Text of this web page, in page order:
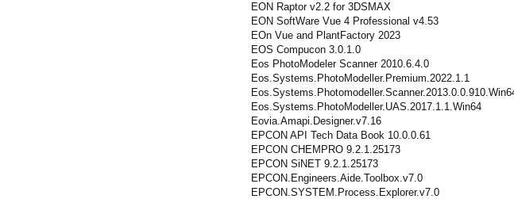
EON Raptor v2.2 for 3DSMAX
EON SoftWare Vue 4 Professional v4.53
EOn Vue and PlantFactory 2023
EOS Compucon 3.0.1.0
Eos PhotoModeler Scanner 2010.6.4.0
Eos.Systems.PhotoModeller.Premium.2022.1.1
Eos.Systems.PhotoModeller.UAS.2017.1.1.Win64
Eovia.Amapi.Designer.v7.16
EPCON API Tech Data Book 10.0.0.61
EPCON CHEMPRO 9.2.1.25173
EPCON SiNET 9.2.1.25173
EPCON.Engineers.Aide.Toolbox.v7.0
EPCON.SYSTEM.Process.Explorer.v7.0